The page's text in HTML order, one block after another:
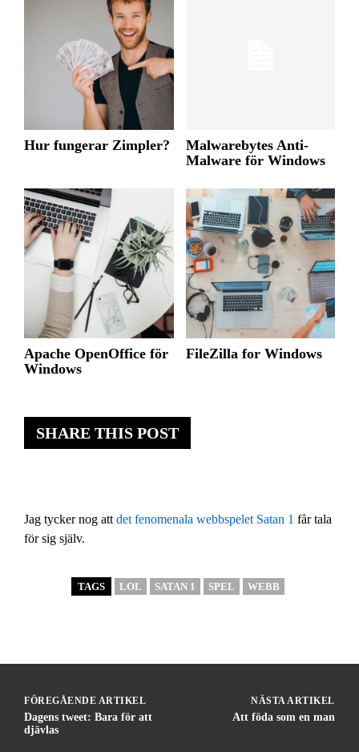
SHARE THIS POST
Jag tycker nog att det fenomenala webbspelet Satan 1 får tala
för sig själv.
TAGS LOL SATAN 1 SPEL WEBB
Hur fungerar Zimpler?
Malwarebytes Anti-
Malware för Windows
Apache OpenOffice för
Windows
FileZilla for Windows
FÖREGÅENDE ARTIKEL
Dagens tweet: Bara för att
djävlas
NÄSTA ARTIKEL
Att föda som en man